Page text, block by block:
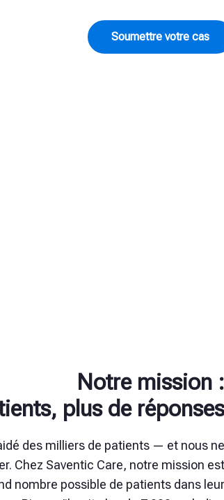
Soumettre votre cas
Notre mission :
plus de
des milliers de patients — et nous ne
Chez Saventic Care, notre mission est
nombre possible de patients dans leur